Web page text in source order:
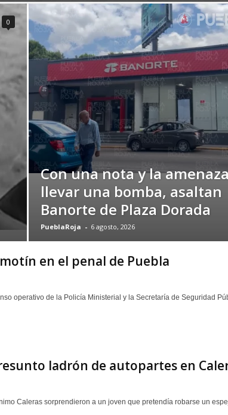
0
Con una nota y la
llevar una bomba, asaltan
Banorte de Plaza Dorada
PueblaRoja - 6 agosto, 2026
en el penal de Puebla
operativo de la Policía Ministerial y la Secretaría de Seguridad
ladrón de autopartes en
Caleras sorprendieron a un joven que pretendía robarse un